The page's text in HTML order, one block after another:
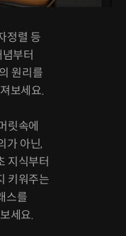
정렬 등
부터
원리를
보세요.
릿속에
가 아닌,
지식부터
키워주는
스를
세요.